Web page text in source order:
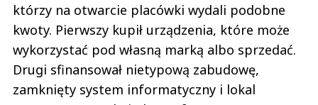
którzy na otwarcie placówki wydali podobne
kwoty. Pierwszy kupił urządzenia, które może
wykorzystać pod własną marką albo sprzedać.
Drugi sfinansował nietypową zabudowę,
zamknięty system informatyczny i lokal